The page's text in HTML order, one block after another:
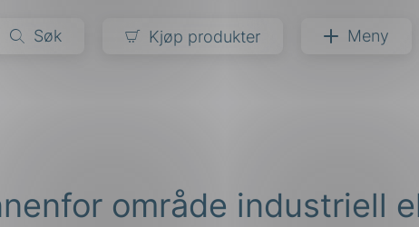
Søk Kjøp produkter Meny
område industriell